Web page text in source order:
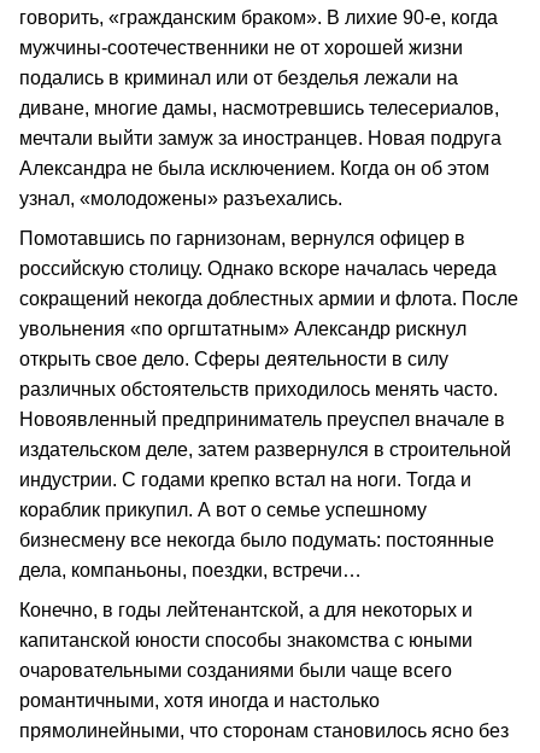
говорить, «гражданским браком». В лихие 90-е, когда
мужчины-соотечественники не от хорошей жизни
подались в криминал или от безделья лежали на
диване, многие дамы, насмотревшись телесериалов,
мечтали выйти замуж за иностранцев. Новая подруга
Александра не была исключением. Когда он об этом
узнал, «молодожены» разъехались.
Помотавшись по гарнизонам, вернулся офицер в
российскую столицу. Однако вскоре началась череда
сокращений некогда доблестных армии и флота. После
увольнения «по оргштатным» Александр рискнул
открыть свое дело. Сферы деятельности в силу
различных обстоятельств приходилось менять часто.
Новоявленный предприниматель преуспел вначале в
издательском деле, затем развернулся в строительной
индустрии. С годами крепко встал на ноги. Тогда и
кораблик прикупил. А вот о семье успешному
бизнесмену все некогда было подумать: постоянные
дела, компаньоны, поездки, встречи…
Конечно, в годы лейтенантской, а для некоторых и
капитанской юности способы знакомства с юными
очаровательными созданиями были чаще всего
романтичными, хотя иногда и настолько
прямолинейными, что сторонам становилось ясно без